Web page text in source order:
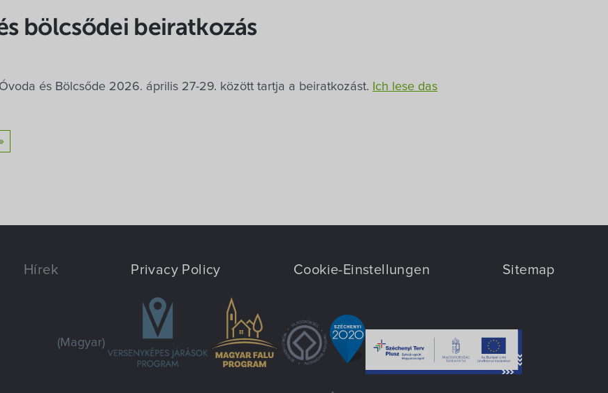
bölcsődei beiratkozás
és Bölcsőde 2026. április 27-29. között tartja a beiratkozást. Ich lese das
Hírek Privacy Policy Cookie-Einstellungen Sitemap
(Magyar)